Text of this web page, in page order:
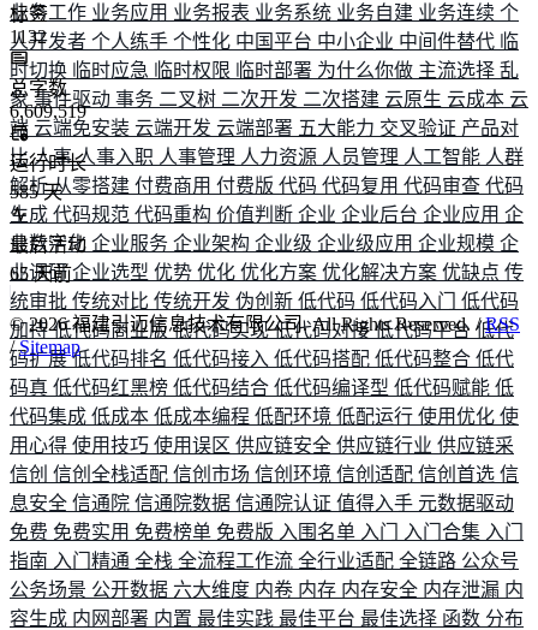
业务工作 业务应用 业务报表 业务系统 业务自建 业务连续 个
人开发者 个人练手 个性化 中国平台 中小企业 中间件替代 临
时切换 临时应急 临时权限 临时部署 为什么你做 主流选择 乱
象 事件驱动 事务 二叉树 二次开发 二次搭建 云原生 云成本 云
端 云端免安装 云端开发 云端部署 五大能力 交叉验证 产品对
比人事人事入职 人事管理 人力资源 人员管理 人工智能 人群
解析从零搭建 付费商用 付费版 代码 代码复用 代码审查 代码
生成 代码规范 代码重构 价值判断 企业 企业后台 企业应用 企
业数字化 企业服务 企业架构 企业级 企业级应用 企业规模 企
业调研企业选型 优势 优化 优化方案 优化解决方案 优缺点 传
统审批 传统对比 传统开发 伪创新 低代码 低代码入门 低代码
加持低代码商业版低代码实现低代码对接低代码平台 低代
码扩展低代码排名 低代码接入 低代码搭配 低代码整合 低代
码真 低代码红黑榜 低代码结合 低代码编译型 低代码赋能 低
代码集成 低成本 低成本编程 低配环境 低配运行 使用优化 使
用心得 使用技巧 使用误区 供应链安全 供应链行业 供应链采
信创 信创全栈适配 信创市场 信创环境 信创适配 信创首选 信
息安全 信通院 信通院数据 信通院认证 值得入手 元数据驱动
免费 免费实用 免费榜单 免费版 入围名单 入门 入门合集 入门
指南 入门精通 全栈 全流程工作流 全行业适配 全链路 公众号
公务场景 公开数据 六大维度 内卷 内存 内存安全 内存泄漏 内
容生成 内网部署 内置 最佳实践 最佳平台 最佳选择 函数 分布
标签
1132
总字数
6,609,519
运行时长
585 天
最后活动
65 天前
©2026福建引迈信息技术有限公司. All Rights Reserved. /RSS
/Sitemap